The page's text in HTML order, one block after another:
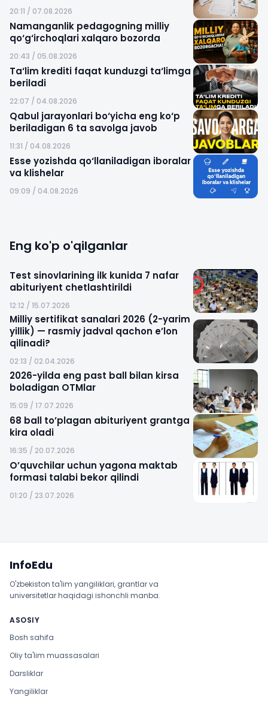
20:11 / 07.08.2026
Namanganlik pedagogning milliy
qo‘g‘irchoqlari xalqaro bozorda
20:43 / 05.08.2026
Ta‘lim krediti faqat kunduzgi ta‘limga
beriladi
22:07 / 04.08.2026
Qabul jarayonlari bo‘yicha eng ko‘p
beriladigan 6 ta savolga javob
11:31 / 04.08.2026
Esse yozishda qo‘llaniladigan iboralar
va klishelar
09:09 / 04.08.2026
Eng ko'p o'qilganlar
Test sinovlarining ilk kunida 7 nafar
abituriyent chetlashtirildi
12:12 / 15.07.2026
Milliy sertifikat sanalari 2026 (2-yarim
yillik) — rasmiy jadval qachon e’lon
qilinadi?
02:13 / 02.04.2026
2026-yilda eng past ball bilan kirsa
boladigan OTMlar
15:09 / 17.07.2026
68 ball to’plagan abituriyent grantga
kira oladi
16:35 / 20.07.2026
O’quvchilar uchun yagona maktab
formasi talabi bekor qilindi
01:20 / 23.07.2026
InfoEdu
O'zbekiston ta'lim yangiliklari, grantlar va
universitetlar haqidagi ishonchli manba.
ASOSIY
Bosh sahifa
Oliy ta'lim muassasalari
Darsliklar
Yangiliklar